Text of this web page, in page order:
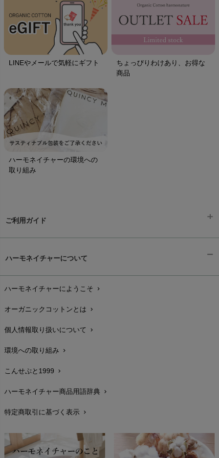
LINEやメールで気軽にギフト
ちょっぴりわけあり、お得な
商品
ハーモネイチャーの環境への
取り組み
ご利用ガイド
配送と送料chevron_right
在庫状況と発送予定chevron_right
サイズ・寸法chevron_right
生地・素材chevron_right
お手入れについて
レビューを書こうchevron_right
返品交換chevron_right
FAXでのご注文
お問い合わせ chevron_right
ハーモネイチャーについて
ハーモネイチャーにようこそ chevron_right
オーガニックコットンとは chevron_right
個人情報取り扱いについて chevron_right
環境への取り組み chevron_right
こんせぷと1999 chevron_right
ハーモネイチャー商品用語辞典 chevron_right
特定商取引に基づく表示 chevron_right